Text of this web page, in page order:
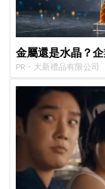
金屬還是水晶？
PR・大新禮品有限公司